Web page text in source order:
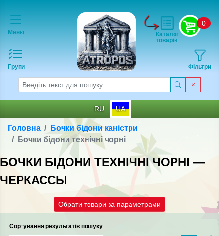
Меню
Групи
0
Фільтри
Каталог
товарів
RU UA
Головна
Бочки бідони каністри
Бочки бідони технічні чорні
БОЧКИ БІДОНИ ТЕХНІЧНІ ЧОРНІ —
ЧЕРКАССЫ
Обрати товари за параметрами
Сортування результатів пошуку